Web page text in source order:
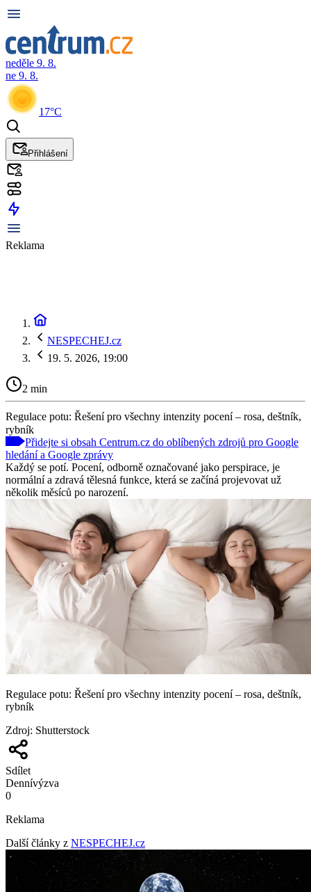
neděle 9. 8.
ne 9. 8.
17°C
Přihlášení
Reklama
NESPECHEJ.cz
19. 5. 2026, 19:00
2 min
Regulace potu: Řešení pro všechny intenzity pocení – rosa, deštník,
rybník
Přidejte si obsah Centrum.cz do oblíbených zdrojů pro Google
hledání a Google zprávy
Každý se potí. Pocení, odborně označované jako perspirace, je
normální a zdravá tělesná funkce, která se začíná projevovat už
několik měsíců po narození.
Regulace potu: Řešení pro všechny intenzity pocení – rosa, deštník,
rybník
Zdroj: Shutterstock
Sdílet
Dennívýzva
0
Reklama
Další články z NESPECHEJ.cz